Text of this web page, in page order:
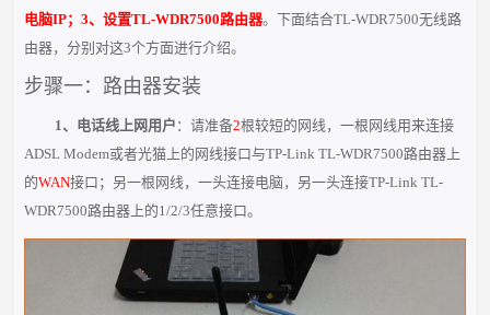
电脑IP；3、设置TL-WDR7500路由器。下面结合TL-WDR7500无线路
由器，分别对这3个方面进行介绍。
步骤一：路由器安装
1、电话线上网用户 ：请准备2根较短的网线，一根网线用来连接
ADSL Modem或者光猫上的网线接口与TP-Link TL-WDR7500路由器上
的WAN接口；另一根网线，一头连接电脑，另一头连接TP-Link TL-
WDR7500路由器上的1/2/3任意接口。